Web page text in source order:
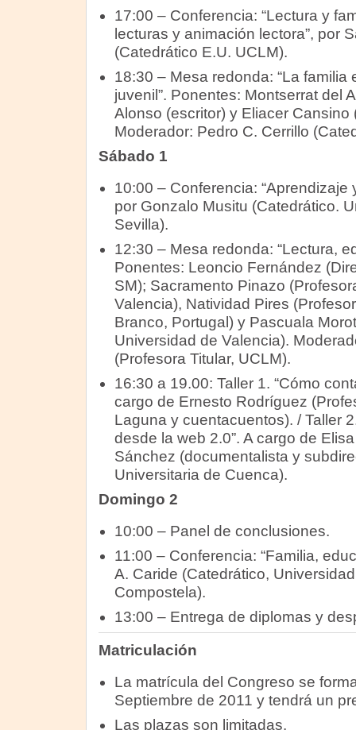
17:00 – Conferencia: “Lectura y
lecturas y animación lectora”, por
(Catedrático E.U. UCLM).
18:30 – Mesa redonda: “La familia
juvenil”. Ponentes: Montserrat del
Alonso (escritor) y Eliacer Cansino
Moderador: Pedro C. Cerrillo
Sábado 1
10:00 – Conferencia: “Aprendizaje
por Gonzalo Musitu (Catedrático.
Sevilla).
12:30 – Mesa redonda: “Lectura,
Ponentes: Leoncio Fernández
SM); Sacramento Pinazo
Valencia), Natividad Pires
Branco, Portugal) y Pascuala
Universidad de Valencia).
(Profesora Titular, UCLM).
16:30 a 19.00: Taller 1. “Cómo
cargo de Ernesto Rodríguez
Laguna y cuentacuentos). / Taller
desde la web 2.0”. A cargo de
Sánchez (documentalista y
Universitaria de Cuenca).
Domingo 2
10:00 – Panel de conclusiones.
11:00 – Conferencia: “Familia,
A. Caride (Catedrático,
Compostela).
13:00 – Entrega de diplomas y
Matriculación
La matrícula del Congreso se
Septiembre de 2011 y tendrá un
Las plazas son limitadas.